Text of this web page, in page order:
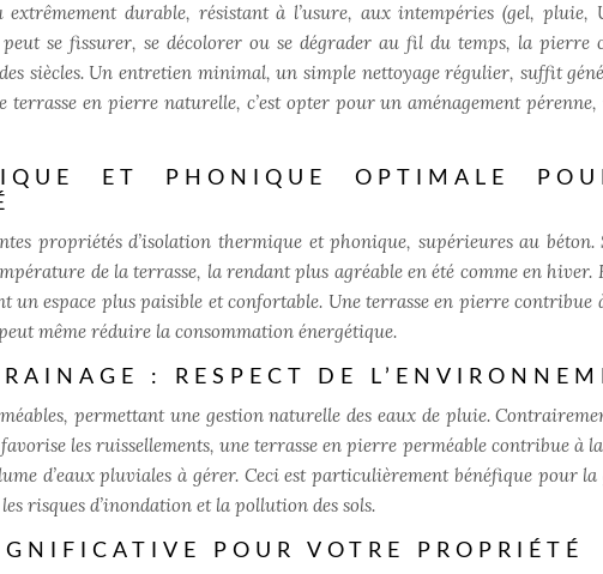
durable, résistant à l’usure, aux intempéries (gel, pluie,
se fissurer, se décolorer ou se dégrader au fil du temps, la pierre
siècles. Un entretien minimal, un simple nettoyage régulier, suffit
terrasse en pierre naturelle, c’est opter pour un aménagement pérenne,
ET PHONIQUE OPTIMALE
propriétés d’isolation thermique et phonique, supérieures au
de la terrasse, la rendant plus agréable en été comme en hiver.
un espace plus paisible et confortable. Une terrasse en pierre contribue
même réduire la consommation énergétique.
: RESPECT DE
permettant une gestion naturelle des eaux de pluie.
les ruissellements, une terrasse en pierre perméable contribue à
d’eaux pluviales à gérer. Ceci est particulièrement bénéfique pour la
risques d’inondation et la pollution des sols.
POUR VOTRE PROPRIÉTÉ